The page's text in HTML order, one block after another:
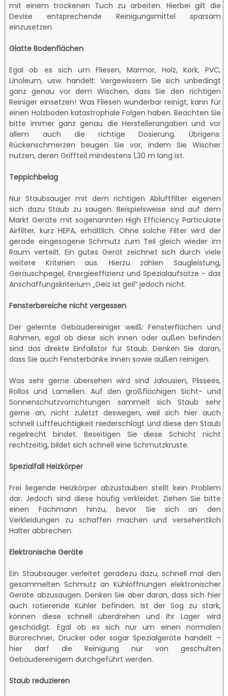
mit einem trockenen Tuch zu arbeiten. Hierbei gilt die
Devise entsprechende Reinigungsmittel sparsam
einzusetzen.
Glatte Bodenflächen
Egal ob es sich um Fliesen, Marmor, Holz, Kork, PVC,
Linoleum, usw. handelt: Vergewissern Sie sich unbedingt
ganz genau vor dem Wischen, dass Sie den richtigen
Reiniger einsetzen! Was Fliesen wunderbar reinigt, kann für
einen Holzboden katastrophale Folgen haben. Beachten Sie
bitte immer ganz genau die Herstellerangaben und vor
allem auch die richtige Dosierung. Übrigens:
Rückenschmerzen beugen Sie vor, indem Sie Wischer
nutzen, deren Griffteil mindestens 1,30 m lang ist.
Teppichbelag
Nur Staubsauger mit dem richtigen Abluftfilter eigenen
sich dazu Staub zu saugen. Beispielsweise sind auf dem
Markt Geräte mit sogenannten High Efficiency Particulate
Airfilter, kurz HEPA, erhältlich. Ohne solche Filter wird der
gerade eingesogene Schmutz zum Teil gleich wieder im
Raum verteilt. Ein gutes Gerät zeichnet sich durch viele
weitere Kriterien aus. Hierzu zählen Saugleistung,
Geräuschpegel, Energieeffizienz und Spezialaufsätze - das
Anschaffungskriterium „Geiz ist geil“ jedoch nicht.
Fensterbereiche nicht vergessen
Der gelernte Gebäudereiniger weiß: Fensterflächen und
Rahmen, egal ob diese sich innen oder außen befinden
sind das direkte Einfallstor für Staub. Denken Sie daran,
dass Sie auch Fensterbänke innen sowie außen reinigen.
Was sehr gerne übersehen wird sind Jalousien, Plissees,
Rollos und Lamellen. Auf den großflächigen Sicht- und
Sonnenschutzvorrichtungen sammelt sich Staub sehr
gerne an, nicht zuletzt deswegen, weil sich hier auch
schnell Luftfeuchtigkeit niederschlägt und diese den Staub
regelrecht bindet. Beseitigen Sie diese Schicht nicht
rechtzeitig, bildet sich schnell eine Schmutzkruste.
Spezialfall Heizkörper
Frei liegende Heizkörper abzustauben stellt kein Problem
dar. Jedoch sind diese häufig verkleidet. Ziehen Sie bitte
einen Fachmann hinzu, bevor Sie sich an den
Verkleidungen zu schaffen machen und versehentlich
Halter abbrechen.
Elektronische Geräte
Ein Staubsauger verleitet geradezu dazu, schnell mal den
gesammelten Schmutz an Kühlöffnungen elektronischer
Geräte abzusaugen. Denken Sie aber daran, dass sich hier
auch rotierende Kühler befinden. Ist der Sog zu stark,
können diese schnell überdrehen und ihr Lager wird
geschädigt. Egal ob es sich nur um einen normalen
Bürorechner, Drucker oder sogar Spezialgeräte handelt –
hier darf die Reinigung nur von geschulten
Gebäudereinigern durchgeführt werden.
Staub reduzieren